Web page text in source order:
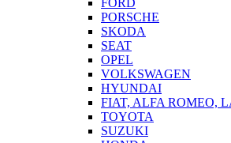
FORD
PORSCHE
SKODA
SEAT
OPEL
VOLKSWAGEN
HYUNDAI
FIAT, ALFA ROMEO,
TOYOTA
SUZUKI